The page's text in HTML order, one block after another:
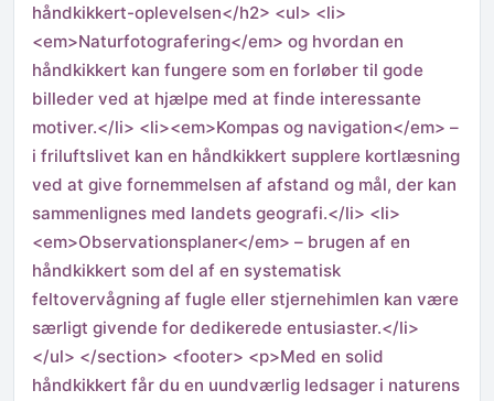
håndkikkert-oplevelsen</h2> <ul> <li>
<em>Naturfotografering</em> og hvordan en
håndkikkert kan fungere som en forløber til gode
billeder ved at hjælpe med at finde interessante
motiver.</li> <li><em>Kompas og navigation</em> –
i friluftslivet kan en håndkikkert supplere kortlæsning
ved at give fornemmelsen af afstand og mål, der kan
sammenlignes med landets geografi.</li> <li>
<em>Observationsplaner</em> – brugen af en
håndkikkert som del af en systematisk
feltovervågning af fugle eller stjernehimlen kan være
særligt givende for dedikerede entusiaster.</li>
</ul> </section> <footer> <p>Med en solid
håndkikkert får du en uundværlig ledsager i naturens